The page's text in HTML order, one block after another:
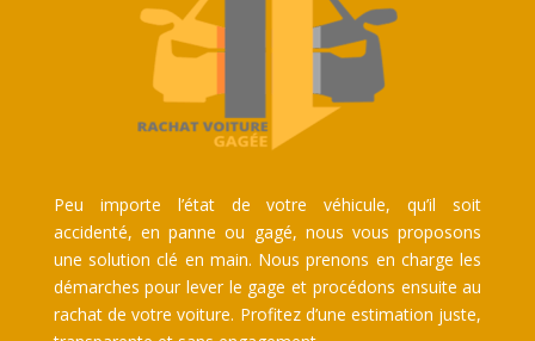
Peu importe l’état de votre véhicule, qu’il soit
accidenté, en panne ou gagé, nous vous proposons
une solution clé en main. Nous prenons en charge les
démarches pour lever le gage et procédons ensuite au
rachat de votre voiture. Profitez d’une estimation juste,